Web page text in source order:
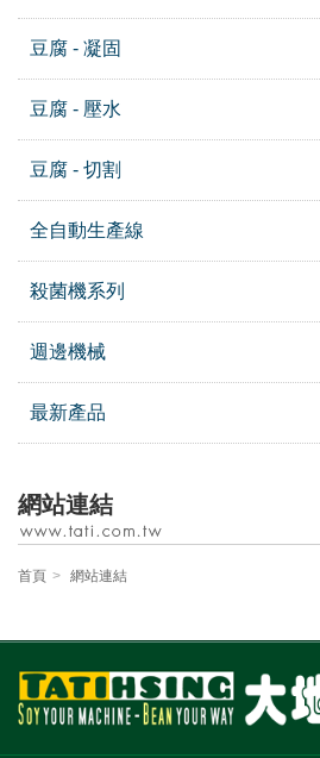
豆腐 - 凝固
豆腐 - 壓水
豆腐 - 切割
全自動生產線
殺菌機系列
週邊機械
最新產品
網站連結
首頁 網站連結